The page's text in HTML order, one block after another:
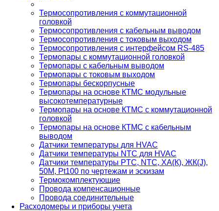
Термосопротивления с коммутационной
головкой
Термосопротивления с кабельным выводом
Термосопротивления с токовым выходом
Термосопротивления с интерфейсом RS-485
Термопары с коммутационной головкой
Термопары с кабельным выводом
Термопары с токовым выходом
Термопары бескорпусные
Термопары на основе КТМС модульные
высокотемпературные
Термопары на основе КТМС с коммутационной
головкой
Термопары на основе КТМС с кабельным
выводом
Датчики температуры для HVAC
Датчики температуры NTC для HVAC
Датчики температуры PTС, NTC, ХА(К), ЖК(J),
50М, Pt100 по чертежам и эскизам
Термокомплектующие
Провода компенсационные
Провода соединительные
Расходомеры и приборы учета